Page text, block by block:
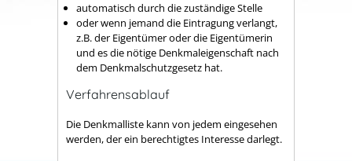
automatisch durch die zuständige Stelle
oder wenn jemand die Eintragung verlangt,
z.B. der Eigentümer oder die Eigentümerin
und es die nötige Denkmaleigenschaft nach
dem Denkmalschutzgesetz hat.
Verfahrensablauf
Die Denkmalliste kann von jedem eingesehen
werden, der ein berechtigtes Interesse darlegt.